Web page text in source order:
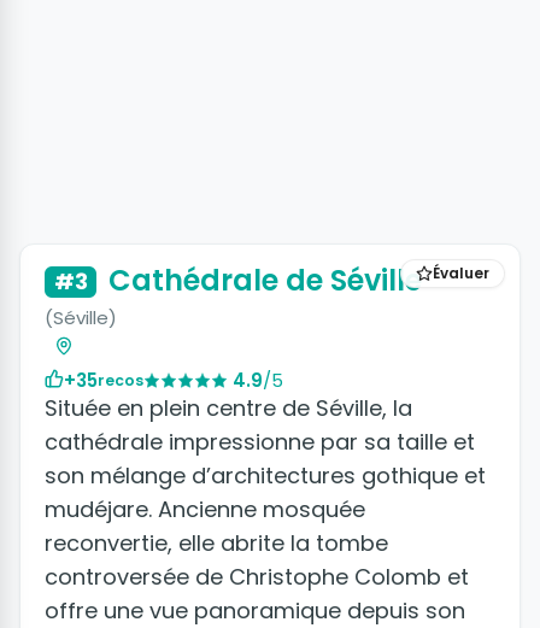
Évaluer
#3 Cathédrale de Séville
(Séville)
+35recos 4.9/5
Située en plein centre de Séville, la
cathédrale impressionne par sa taille et
son mélange d’architectures gothique et
mudéjare. Ancienne mosquée
reconvertie, elle abrite la tombe
controversée de Christophe Colomb et
offre une vue panoramique depuis son